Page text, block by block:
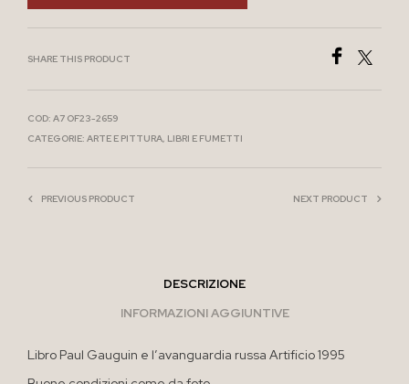
SHARE THIS PRODUCT
COD: A7 OF23-2659
CATEGORIE: ARTE E PITTURA, LIBRI E FUMETTI
PREVIOUS PRODUCT NEXT PRODUCT
DESCRIZIONE
INFORMAZIONI AGGIUNTIVE
Libro Paul Gauguin e l’avanguardia russa Artificio 1995